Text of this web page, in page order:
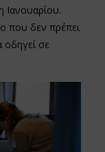
Ιανουαρίου.
που δεν πρέπει
οδηγεί σε